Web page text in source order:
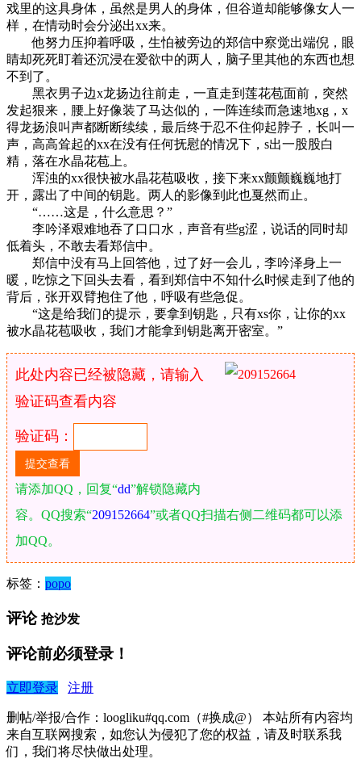
戏里的这具身体，虽然是男人的身体，但谷道却能够像女人一
样，在情动时会分泌出xx来。
他努力压抑着呼吸，生怕被旁边的郑信中察觉出端倪，眼
睛却死死盯着还沉浸在爱欲中的两人，脑子里其他的东西也想
不到了。
黑衣男子边x龙扬边往前走，一直走到莲花苞面前，突然
发起狠来，腰上好像装了马达似的，一阵连续而急速地xg，x
得龙扬浪叫声都断断续续，最后终于忍不住仰起脖子，长叫一
声，高高耸起的xx在没有任何抚慰的情况下，s出一股股白
精，落在水晶花苞上。
浑浊的xx很快被水晶花苞吸收，接下来xx颤颤巍巍地打
开，露出了中间的钥匙。两人的影像到此也戛然而止。
“……这是，什么意思？”
李吟泽艰难地吞了口口水，声音有些g涩，说话的同时却
低着头，不敢去看郑信中。
郑信中没有马上回答他，过了好一会儿，李吟泽身上一
暖，吃惊之下回头去看，看到郑信中不知什么时候走到了他的
背后，张开双臂抱住了他，呼吸有些急促。
“这是给我们的提示，要拿到钥匙，只有xs你，让你的xx
被水晶花苞吸收，我们才能拿到钥匙离开密室。”
此处内容已经被隐藏，请输入
验证码查看内容
验证码：
请添加QQ，回复“dd”解锁隐藏内
容。QQ搜索“209152664”或者QQ扫描右侧二维码都可以添
加QQ。
标签： popo
评论 抢沙发
评论前必须登录！
立即登录 注册
删帖/举报/合作：loogliku#qq.com（#换成@） 本站所有内容均
来自互联网搜索，如您认为侵犯了您的权益，请及时联系我
们，我们将尽快做出处理。